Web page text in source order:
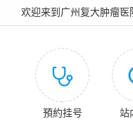
欢迎来到 广州复大肿瘤医
預約挂号 站